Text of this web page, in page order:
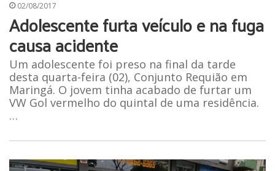
02/08/2017
Adolescente furta veículo e na fuga
causa acidente
Um adolescente foi preso na final da tarde
desta quarta-feira (02), Conjunto Requião em
Maringá. O jovem tinha acabado de furtar um
VW Gol vermelho do quintal de uma residência.
…